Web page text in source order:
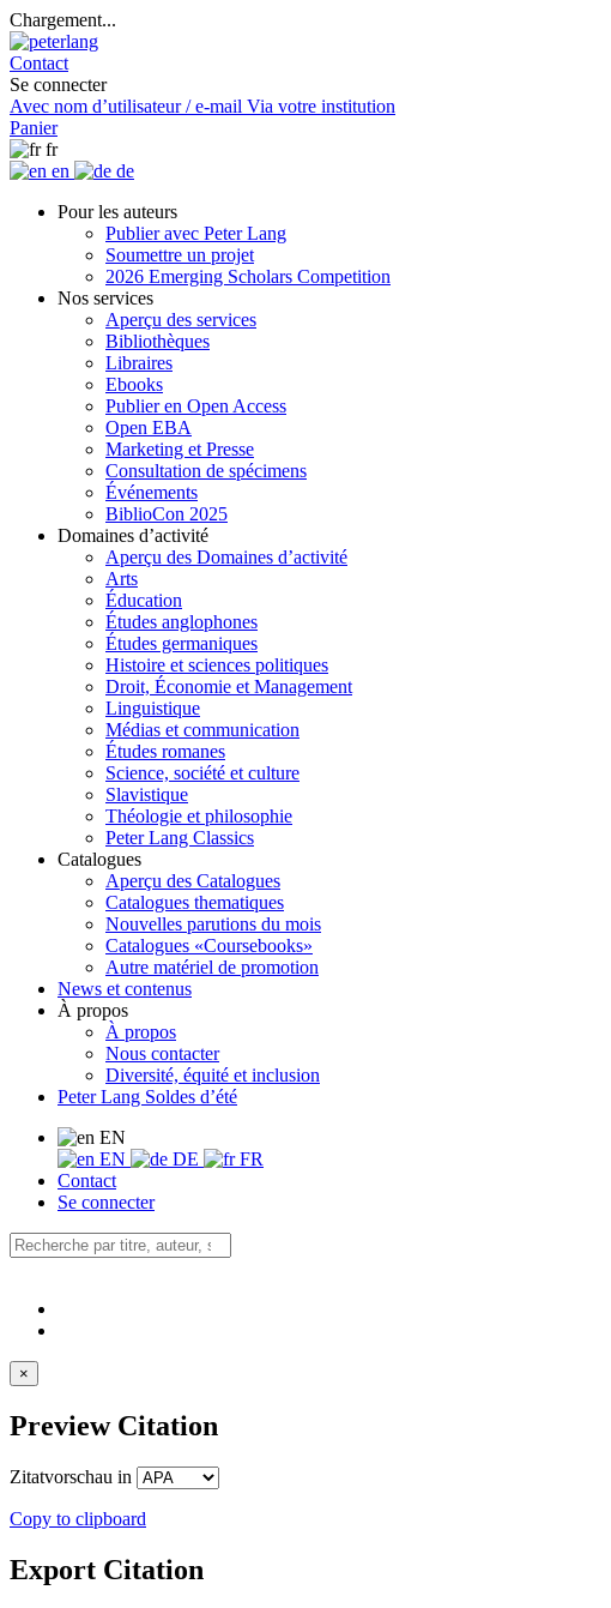
Chargement...
Contact
Se connecter
Avec nom d’utilisateur / e-mail Via votre institution
Panier
fr
en
de
Pour les auteurs
Publier avec Peter Lang
Soumettre un projet
2026 Emerging Scholars Competition
Nos services
Aperçu des services
Bibliothèques
Libraires
Ebooks
Publier en Open Access
Open EBA
Marketing et Presse
Consultation de spécimens
Événements
BiblioCon 2025
Domaines d’activité
Aperçu des Domaines d’activité
Arts
Éducation
Études anglophones
Études germaniques
Histoire et sciences politiques
Droit, Économie et Management
Linguistique
Médias et communication
Études romanes
Science, société et culture
Slavistique
Théologie et philosophie
Peter Lang Classics
Catalogues
Aperçu des Catalogues
Catalogues thematiques
Nouvelles parutions du mois
Catalogues «Coursebooks»
Autre matériel de promotion
News et contenus
À propos
À propos
Nous contacter
Diversité, équité et inclusion
Peter Lang Soldes d’été
EN
EN
DE
FR
Contact
Se connecter
×
Preview Citation
Zitatvorschau in
Copy to clipboard
Export Citation